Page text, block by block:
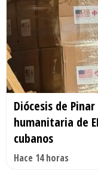
Diócesis de
humanitaria de
cubanos
Hace 14 horas